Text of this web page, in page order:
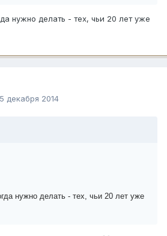
нужно делать - тех, чьи 20 лет уже
5 декабря 2014
нужно делать - тех, чьи 20 лет уже